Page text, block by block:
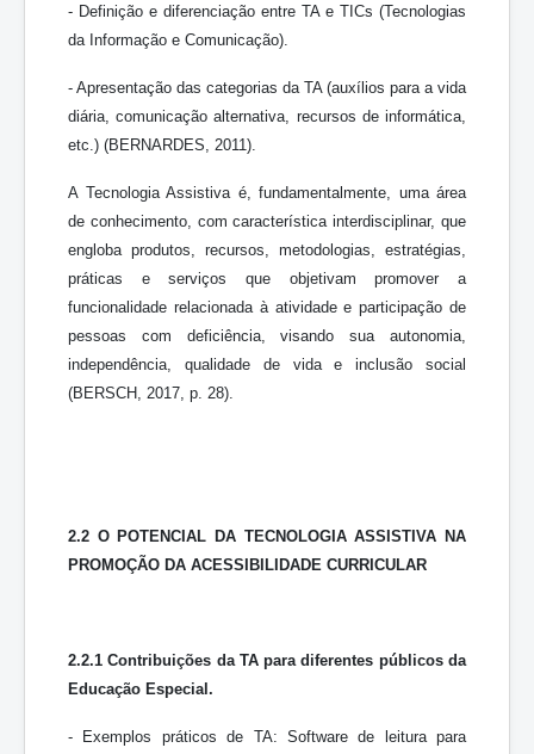
- Definição e diferenciação entre TA e TICs (Tecnologias
da Informação e Comunicação).
- Apresentação das categorias da TA (auxílios para a vida
diária, comunicação alternativa, recursos de informática,
etc.) (BERNARDES, 2011).
A Tecnologia Assistiva é, fundamentalmente, uma área
de conhecimento, com característica interdisciplinar, que
engloba produtos, recursos, metodologias, estratégias,
práticas e serviços que objetivam promover a
funcionalidade relacionada à atividade e participação de
pessoas com deficiência, visando sua autonomia,
independência, qualidade de vida e inclusão social
(BERSCH, 2017, p. 28).
2.2 O POTENCIAL DA TECNOLOGIA ASSISTIVA NA
PROMOÇÃO DA ACESSIBILIDADE CURRICULAR
2.2.1 Contribuições da TA para diferentes públicos da
Educação Especial.
- Exemplos práticos de TA: Software de leitura para